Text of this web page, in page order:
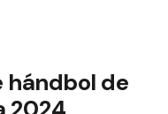
hándbol de